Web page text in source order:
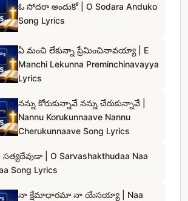
ఓ సోదరా అందుకో | O Sodara Anduko
Song Lyrics
ఏ మంచి లేకున్నా ప్రేమించినావయ్యా | E
Manchi Lekunna Preminchinavayya
Lyrics
నన్ను కోరుకున్నావే నన్ను చేరుకున్నావే |
Nannu Korukunnaave Nannu
Cherukunnaave Song Lyrics
సత్యదేవుడా | O Sarvashakthudaa Naa
Song Lyrics
నా క్షేమాధారమా నా యేసయ్యా | Naa